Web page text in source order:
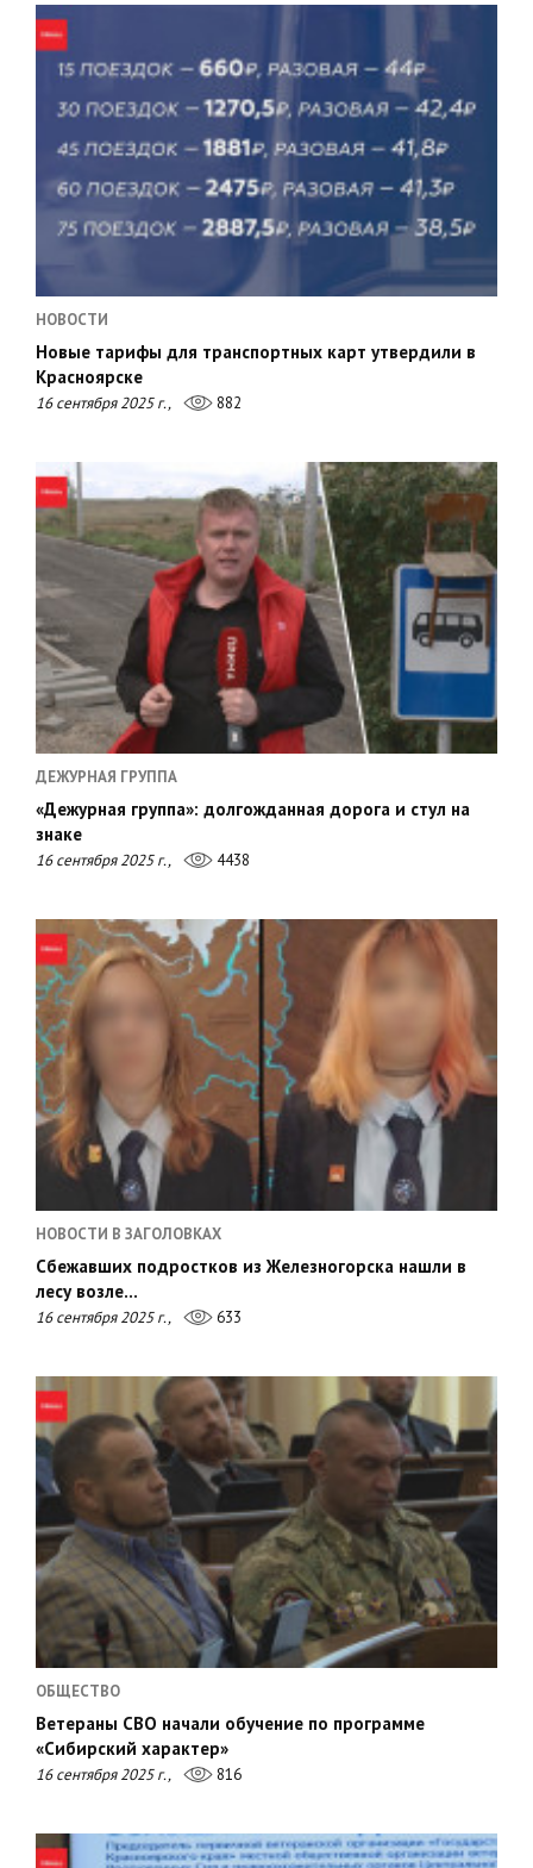
НОВОСТИ
Новые тарифы для транспортных карт утвердили в
Красноярске
16 сентября 2025 г., 882
ДЕЖУРНАЯ ГРУППА
«Дежурная группа»: долгожданная дорога и стул на
знаке
16 сентября 2025 г., 4438
НОВОСТИ В ЗАГОЛОВКАХ
Сбежавших подростков из Железногорска нашли в
лесу возле…
16 сентября 2025 г., 633
ОБЩЕСТВО
Ветераны СВО начали обучение по программе
«Сибирский характер»
16 сентября 2025 г., 816